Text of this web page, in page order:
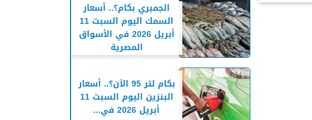
الجمبري بكام؟.. أسعار
السمك اليوم السبت 11
أبريل 2026 في الأسواق
المصرية
بكام لتر 95 الآن؟.. أسعار
البنزين اليوم السبت 11
أبريل 2026 في...